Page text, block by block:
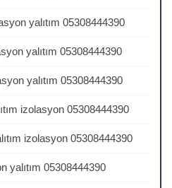
yalıtım 05308444390
yalıtım 05308444390
yalıtım 05308444390
izolasyon 05308444390
izolasyon 05308444390
yalıtım 05308444390